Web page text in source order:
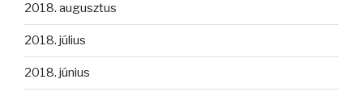
2018. augusztus
2018. július
2018. június